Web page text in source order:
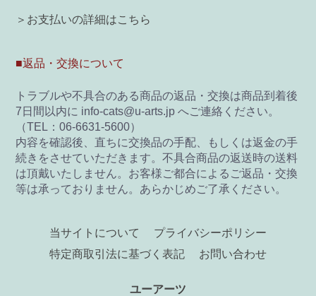
＞お支払いの詳細はこちら
■返品・交換について
トラブルや不具合のある商品の返品・交換は商品到着後
7日間以内に info-cats@u-arts.jp へご連絡ください。
（TEL：06-6631-5600）
内容を確認後、直ちに交換品の手配、もしくは返金の手
続きをさせていただきます。不具合商品の返送時の送料
は頂戴いたしません。お客様ご都合によるご返品・交換
等は承っておりません。あらかじめご了承ください。
当サイトについて
プライバシーポリシー
特定商取引法に基づく表記
お問い合わせ
ユーアーツ